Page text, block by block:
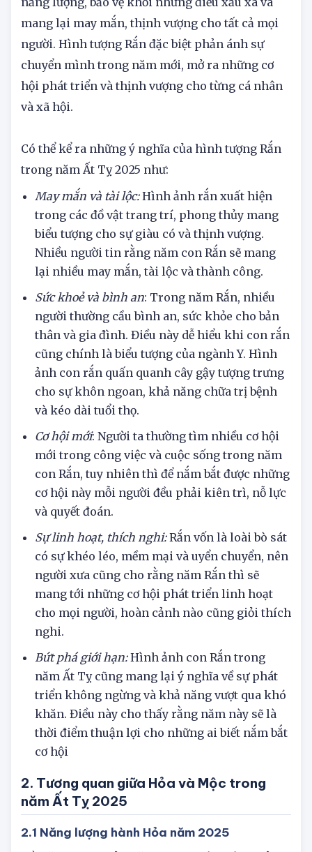
rắn được xem như một linh vật giúp điều hòa
năng lượng, bảo vệ khỏi những điều xấu xa và
mang lại may mắn, thịnh vượng cho tất cả mọi
người. Hình tượng Rắn đặc biệt phản ánh sự
chuyển mình trong năm mới, mở ra những cơ
hội phát triển và thịnh vượng cho từng cá nhân
Có thể kể ra những ý nghĩa của hình tượng Rắn
trong năm Ất Tỵ 2025 như:
May mắn và tài lộc:
Hình ảnh rắn xuất hiện
trong các đồ vật trang trí, phong thủy mang
biểu tượng cho sự giàu có và thịnh vượng.
Nhiều người tin rằng năm con Rắn sẽ mang
lại nhiều may mắn, tài lộc và thành công.
Sức khoẻ và bình an : Trong năm Rắn, nhiều
người thường cầu bình an, sức khỏe cho bản
thân và gia đình. Điều này dễ hiểu khi con rắn
cũng chính là biểu tượng của ngành Y. Hình
ảnh con rắn quấn quanh cây gậy tượng trưng
cho sự khôn ngoan, khả năng chữa trị bệnh
và kéo dài tuổi thọ.
Cơ hội mới : Người ta thường tìm nhiều cơ hội
mới trong công việc và cuộc sống trong năm
con Rắn, tuy nhiên thì để nắm bắt được những
cơ hội này mỗi người đều phải kiên trì, nỗ lực
và quyết đoán.
Sự linh hoạt, thích nghi:Rắn vốn là loài bò sát
có sự khéo léo, mềm mại và uyển chuyển, nên
người xưa cũng cho rằng năm Rắn thì sẽ
mang tới những cơ hội phát triển linh hoạt
cho mọi người, hoàn cảnh nào cũng giỏi thích
nghi.
Bứt phá giới hạn:
Hình ảnh con Rắn trong
năm Ất Tỵ cũng mang lại ý nghĩa về sự phát
triển không ngừng và khả năng vượt qua khó
khăn. Điều này cho thấy rằng năm này sẽ là
thời điểm thuận lợi cho những ai biết nắm bắt
cơ hội
2. Tương quan giữa Hỏa và Mộc trong
năm Ất Tỵ 2025